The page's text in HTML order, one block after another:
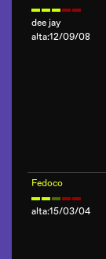
dee jay
alta:12/09/08
Fedoco
alta:15/03/04